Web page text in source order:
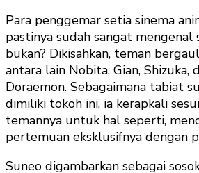
Para penggemar setia sinema
pastinya sudah sangat mengenal
bukan? Dikisahkan, teman
antara lain Nobita, Gian, Shizuka,
Doraemon. Sebagaimana tabiat
dimiliki tokoh ini, ia kerapkali
temannya untuk hal seperti,
pertemuan eksklusifnya dengan
Suneo digambarkan sebagai